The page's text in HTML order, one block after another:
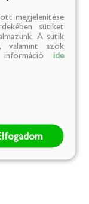
Igen
megjelenítése
sütiket
A sütik
valamint azok
információ ide